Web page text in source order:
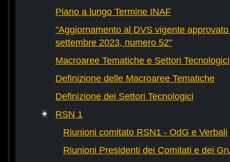
Piano a lungo Termine INAF
"Aggiornamento al DVS vigente
settembre 2023, numero 52"
Macroaree Tematiche e Settori Tecnologici
Definizione delle Macroaree Tematiche
Definizione dei Settori Tecnologici
RSN 1
Riunioni comitato RSN1 - OdG e Verbali
Riunioni Presidenti dei Comitati e dei